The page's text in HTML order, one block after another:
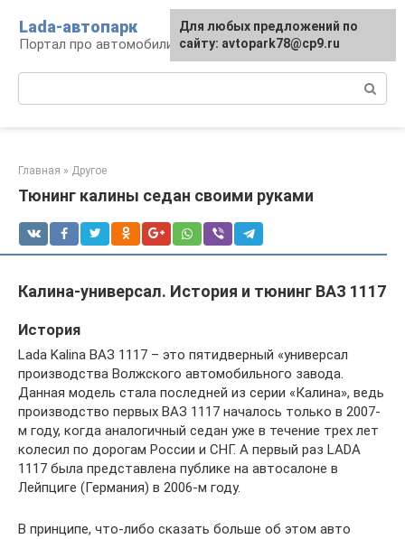
контенту
Lada-автопарк
Портал про автомобили Lada
Главная » Другое
Тюнинг калины седан своими руками
Калина-универсал. История и тюнинг ВАЗ 1117
История
Lada Kalina ВАЗ 1117 – это пятидверный «универсал
производства Волжского автомобильного завода.
Данная модель стала последней из серии «Калина», ведь
производство первых ВАЗ 1117 началось только в 2007-
м году, когда аналогичный седан уже в течение трех лет
колесил по дорогам России и СНГ. А первый раз LADA
1117 была представлена публике на автосалоне в
Лейпциге (Германия) в 2006-м году.
В принципе, что-либо сказать больше об этом авто
Для любых предложений по
сайту: avtopark78@cp9.ru